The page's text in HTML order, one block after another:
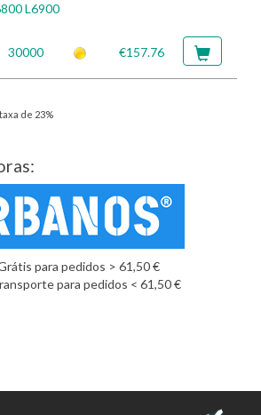
L6900
30000 €157.76
de 23%
para pedidos > 61,50 €
para pedidos < 61,50 €